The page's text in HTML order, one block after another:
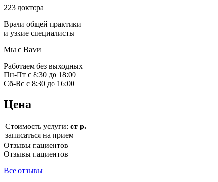
223 доктора
Врачи общей практики
и узкие специалисты
Мы с Вами
Работаем без выходных
Пн-Пт с 8:30 до 18:00
Сб-Вс с 8:30 до 16:00
Цена
Стоимость услуги: от р.
записаться на прием
Отзывы пациентов
Отзывы пациентов
Все отзывы